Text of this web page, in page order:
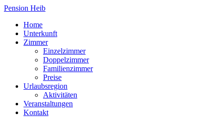
Pension Heib
Home
Unterkunft
Zimmer
Einzelzimmer
Doppelzimmer
Familienzimmer
Preise
Urlaubsregion
Aktivitäten
Veranstaltungen
Kontakt